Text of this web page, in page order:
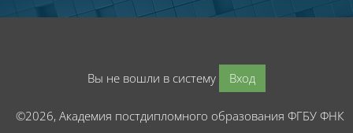
Вы не вошли в систему Вход
©2026, Академия постдипломного образования ФГБУ